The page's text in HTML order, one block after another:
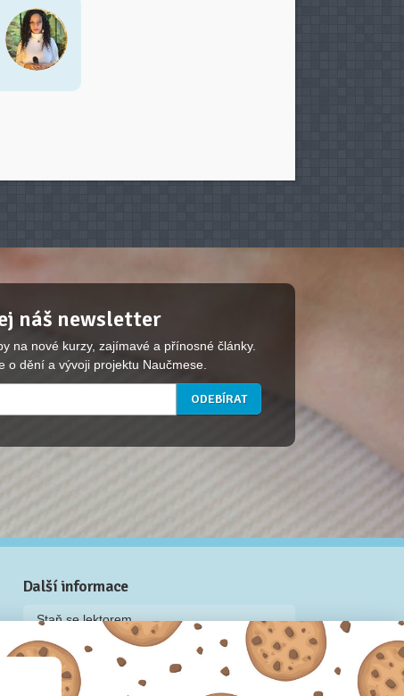
náš newsletter
na nové kurzy, zajímavé a přínosné články.
o dění a vývoji projektu Naučmese.
Další informace
Staň se lektorem
Video: Jak připravit kurz na Naučmese
Často kladené dotazy